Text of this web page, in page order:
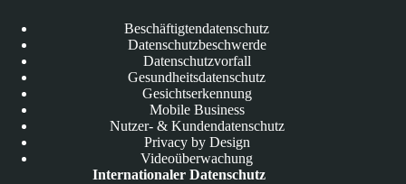
Beschäftigtendatenschutz
Datenschutzbeschwerde
Datenschutzvorfall
Gesundheitsdatenschutz
Gesichtserkennung
Mobile Business
Nutzer- & Kundendatenschutz
Privacy by Design
Videoüberwachung
Internationaler Datenschutz